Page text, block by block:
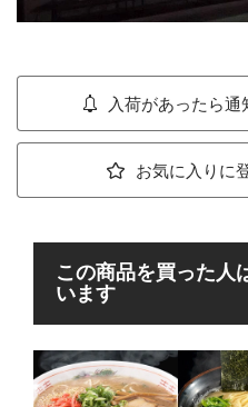
入荷があったら通
お気に入りに
この商品を買った人
います